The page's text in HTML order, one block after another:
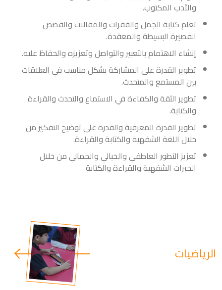
والأدب المكتوب.
تعلم كتابة الجمل والفقرات والمقالات والقصص
القصيرة البسيطة والمعقدة.
إنشاء الاهتمام بالتعبير والتواصل وتعزيزه والحفاظ عليه.
تطوير القدرة على المشاركة بشكل مناسب في العلاقات
بين المستمع والمتحدث.
تطوير الثقة والكفاءة في الاستماع والتحدث والقراءة
والكتابة.
تطوير القدرة المعرفية والقدرة على توضيح التفكير من
خلال اللغة الشفهية والكتابة والقراءة.
تعزيز التطور العاطفي والخيالي والجمالي من خلال
الخبرات الشفهية والقراءة والكتابة
الرياضيات